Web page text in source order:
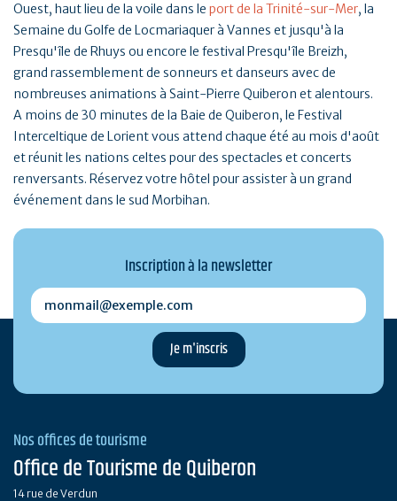
Ouest, haut lieu de la voile dans le port de la Trinité-sur-Mer, la
Semaine du Golfe de Locmariaquer à Vannes et jusqu'à la
Presqu'île de Rhuys ou encore le festival Presqu'île Breizh,
grand rassemblement de sonneurs et danseurs avec de
nombreuses animations à Saint-Pierre Quiberon et alentours.
A moins de 30 minutes de la Baie de Quiberon, le Festival
Interceltique de Lorient vous attend chaque été au mois d'août
et réunit les nations celtes pour des spectacles et concerts
renversants. Réservez votre hôtel pour assister à un grand
événement dans le sud Morbihan.
Inscription à la newsletter
monmail@exemple.com
Nos offices de tourisme
Office de Tourisme de Quiberon
14 rue de Verdun